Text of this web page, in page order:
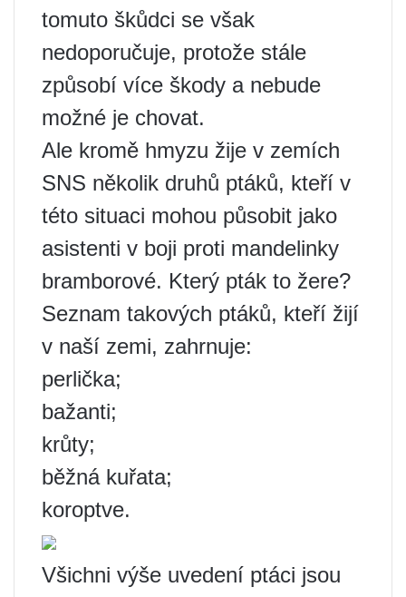
tomuto škůdci se však
nedoporučuje, protože stále
způsobí více škody a nebude
možné je chovat.
Ale kromě hmyzu žije v zemích
SNS několik druhů ptáků, kteří v
této situaci mohou působit jako
asistenti v boji proti mandelinky
bramborové. Který pták to žere?
Seznam takových ptáků, kteří žijí
v naší zemi, zahrnuje:
perlička;
bažanti;
krůty;
běžná kuřata;
koroptve.
Všichni výše uvedení ptáci jsou